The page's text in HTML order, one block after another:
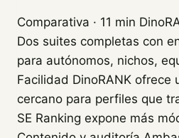
Comparativa · 11 min
Dos suites completas con
para autónomos, nichos,
Facilidad DinoRANK ofrece
cercano para perfiles que
SE Ranking expone más